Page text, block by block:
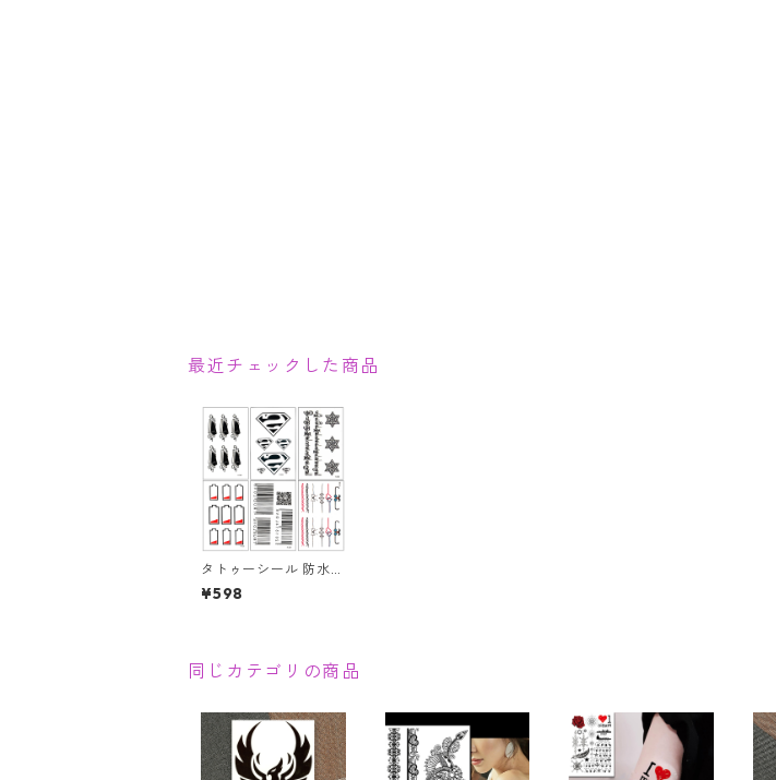
最近チェックした商品
タトゥーシール 防水
刺青 6枚 セット 墨 ボ
ディシール 入れ墨 コ
¥598
同じカテゴリの商品